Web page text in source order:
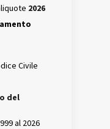
2026
Civile
del
al 2026